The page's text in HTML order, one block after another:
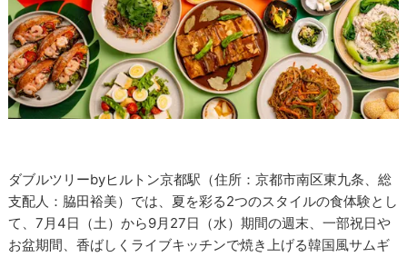
ダブルツリーbyヒルトン京都駅（住所：京都市南区東九条、総
支配人：脇田裕美）では、夏を彩る2つのスタイルの食体験とし
て、7月4日（土）から9月27日（水）期間の週末、一部祝日や
お盆期間、香ばしくライブキッチンで焼き上げる韓国風サムギ